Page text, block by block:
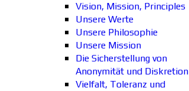
Vision, Mission, Principles
Unsere Werte
Unsere Philosophie
Unsere Mission
Die Sicherstellung von
Anonymität und Diskretion
Vielfalt, Toleranz und